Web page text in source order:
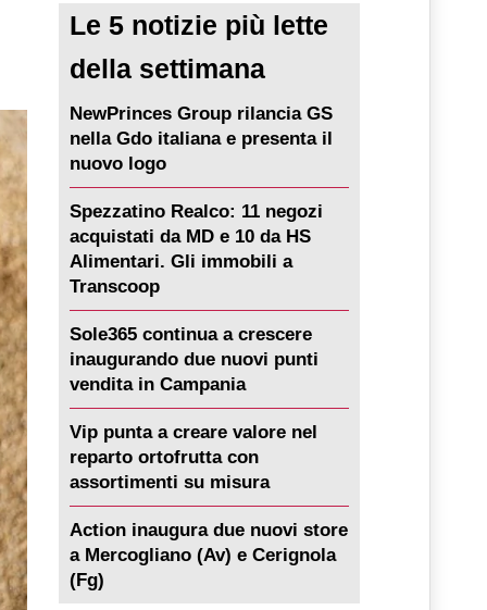
Le 5 notizie più lette
della settimana
NewPrinces Group rilancia GS
nella Gdo italiana e presenta il
nuovo logo
Spezzatino Realco: 11 negozi
acquistati da MD e 10 da HS
Alimentari. Gli immobili a
Transcoop
Sole365 continua a crescere
inaugurando due nuovi punti
vendita in Campania
Vip punta a creare valore nel
reparto ortofrutta con
assortimenti su misura
Action inaugura due nuovi store
a Mercogliano (Av) e Cerignola
(Fg)